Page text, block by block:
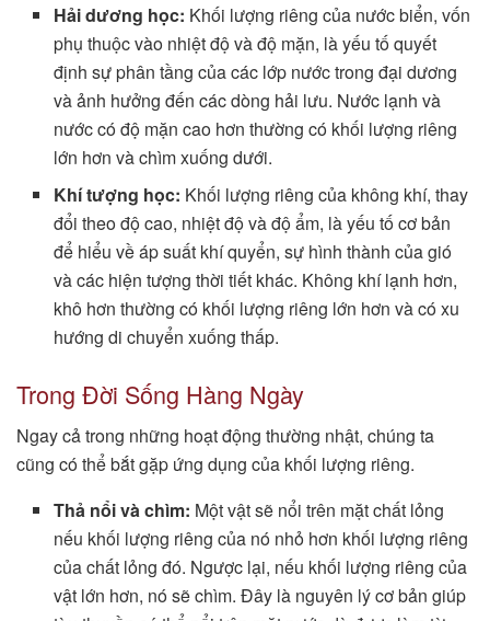
Hải dương học: Khối lượng riêng của nước biển, vốn
phụ thuộc vào nhiệt độ và độ mặn, là yếu tố quyết
định sự phân tầng của các lớp nước trong đại dương
và ảnh hưởng đến các dòng hải lưu. Nước lạnh và
nước có độ mặn cao hơn thường có khối lượng riêng
lớn hơn và chìm xuống dưới.
Khí tượng học: Khối lượng riêng của không khí, thay
đổi theo độ cao, nhiệt độ và độ ẩm, là yếu tố cơ bản
để hiểu về áp suất khí quyển, sự hình thành của gió
và các hiện tượng thời tiết khác. Không khí lạnh hơn,
khô hơn thường có khối lượng riêng lớn hơn và có xu
hướng di chuyển xuống thấp.
Trong Đời Sống Hàng Ngày
Ngay cả trong những hoạt động thường nhật, chúng ta
cũng có thể bắt gặp ứng dụng của khối lượng riêng.
Thả nổi và chìm: Một vật sẽ nổi trên mặt chất lỏng
nếu khối lượng riêng của nó nhỏ hơn khối lượng riêng
của chất lỏng đó. Ngược lại, nếu khối lượng riêng của
vật lớn hơn, nó sẽ chìm. Đây là nguyên lý cơ bản giúp